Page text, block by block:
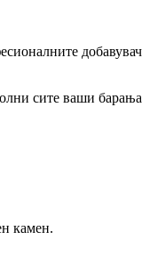
сите ваши
камен.